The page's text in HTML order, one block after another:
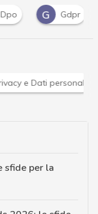
G Gdpr G
Privacy e Dati personali
sfide per la